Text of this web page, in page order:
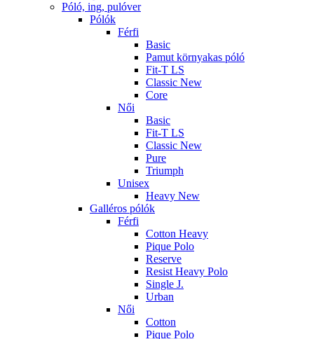
Póló, ing, pulóver
Pólók
Férfi
Basic
Pamut környakas póló
Fit-T LS
Classic New
Core
Női
Basic
Fit-T LS
Classic New
Pure
Triumph
Unisex
Heavy New
Galléros pólók
Férfi
Cotton Heavy
Pique Polo
Reserve
Resist Heavy Polo
Single J.
Urban
Női
Cotton
Pique Polo